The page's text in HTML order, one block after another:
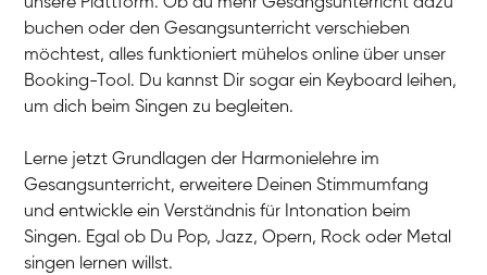
Gesang / Vocal
Gesang / Vocal
Gesang / Vocal
Gesang / Vocal
Gesang / Vocal
Gesang / Vocal
Gesang / Vocal
Gesang / Vocal
unsere Plattform. Ob du mehr Gesangsunterricht dazu
buchen oder den Gesangsunterricht verschieben
möchtest, alles funktioniert mühelos online über unser
Booking-Tool. Du kannst Dir sogar ein Keyboard leihen,
um dich beim Singen zu begleiten.
Lerne jetzt Grundlagen der Harmonielehre im
Gesangsunterricht, erweitere Deinen Stimmumfang
und entwickle ein Verständnis für Intonation beim
Singen. Egal ob Du Pop, Jazz, Opern, Rock oder Metal
singen lernen willst.